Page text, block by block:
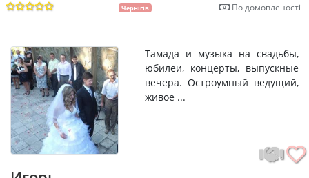
Чернігів По домовленості
Тамада и музыка на свадьбы,
юбилеи, концерты, выпускные
вечера. Остроумный ведущий,
живое ...